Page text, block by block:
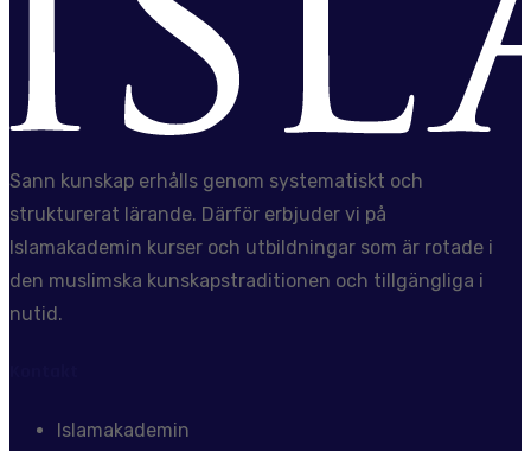
Sann kunskap erhålls genom systematiskt och
strukturerat lärande. Därför erbjuder vi på
Islamakademin kurser och utbildningar som är rotade i
den muslimska kunskapstraditionen och tillgängliga i
nutid.
Islamakademin